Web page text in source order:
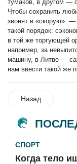
тумаков, в другом —
Чтобы сохранить
звонят в «скорую». —
такой порядок:
в той же торгующей
например, за
машину, в Литве —
нам ввести такой же
Назад
СПОРТ
Когда тело